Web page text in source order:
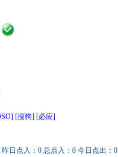
[搜狗] [必应]
日点入：0 总点入：0 今日点出：